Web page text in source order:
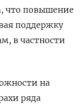
что повышение
поддержку
в частности
на
ряда